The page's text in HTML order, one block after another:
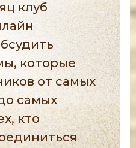
клуб
которые
от самых
самых
кто